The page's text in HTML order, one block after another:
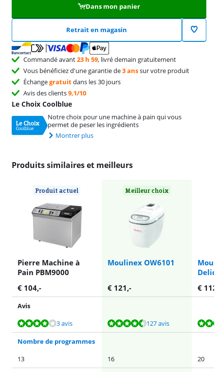
Dans mon panier
Retrait en magasin
Commandé avant23 h 59, livré demain gratuitement
Vous bénéficiez d'une garantie de3 anssur votre produit
Échangegratuitdans les 30 jours
Avis des clients9,1/10
Le Choix Coolblue
Notre choix pour une machine à pain qui vous
permet de peser les ingrédients
Montrer plus
Produits similaires et meilleurs
Produit actuel
Pierre Machine à
Pain PBM9000
Meilleur choix
Moulinex OW6101
€ 104,- € 121,- € 112
Avis
La note est de 8,2 sur 10, basée sur 3 avis.
3 avis
La note est de 8,8 sur 10, basée sur 127 avis. 127 avis
La note est de 8,6 sur 10, basée sur 48 avis.
Nombre de programmes
13
16 20